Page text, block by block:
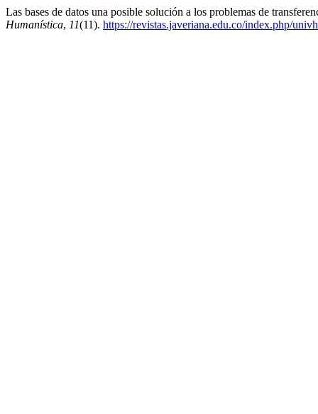
Las bases de datos una posible solución a los problemas de
Humanística, 11(11). https://revistas.javeriana.edu.co/index.php/